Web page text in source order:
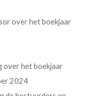
over het boekjaar
over het boekjaar
2024